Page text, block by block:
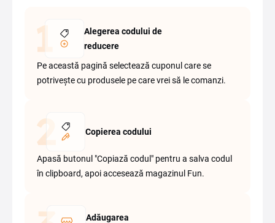
Alegerea codului de
reducere
Pe această pagină selectează cuponul care se
potrivește cu produsele pe care vrei să le comanzi.
Copierea codului
Apasă butonul "Copiază codul" pentru a salva codul
în clipboard, apoi accesează magazinul Fun.
Adăugarea